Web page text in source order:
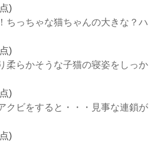
)
ちっちゃな猫ちゃんの大きな？ハ
)
柔らかそうな子猫の寝姿をしっか
)
クビをすると・・・見事な連鎖が
)